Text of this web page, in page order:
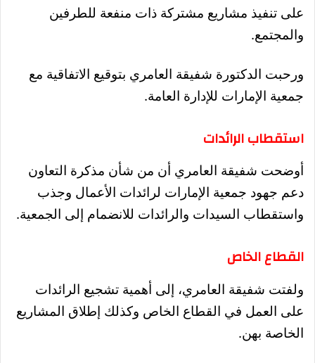
على تنفيذ مشاريع مشتركة ذات منفعة للطرفين
والمجتمع.
ورحبت الدكتورة شفيقة العامري بتوقيع الاتفاقية مع
جمعية الإمارات للإدارة العامة.
استقطاب الرائدات
أوضحت شفيقة العامري أن من شأن مذكرة التعاون
دعم جهود جمعية الإمارات لرائدات الأعمال وجذب
واستقطاب السيدات والرائدات للانضمام إلى الجمعية.
القطاع الخاص
ولفتت شفيقة العامري، إلى أهمية تشجيع الرائدات
على العمل في القطاع الخاص وكذلك إطلاق المشاريع
الخاصة بهن.